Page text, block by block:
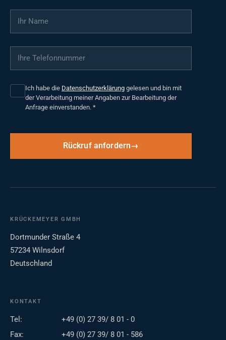
Ihr Name
Ihre Telefonnummer
Ich habe die Datenschutzerklärung gelesen und bin mit
der Verarbeitung meiner Angaben zur Bearbeitung der
Anfrage einverstanden. *
Rückruf anfordern
KRÜCKEMEYER GMBH
Dortmunder Straße 4
57234 Wilnsdorf
Deutschland
KONTAKT
Tel:
+49 (0) 27 39/ 8 01 - 0
Fax:
+49 (0) 27 39/ 8 01 - 586